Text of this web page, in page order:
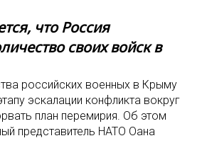
что Россия
своих войск в
российских военных в Крыму
эскалации конфликта вокруг
план перемирия. Об этом
представитель НАТО Оана